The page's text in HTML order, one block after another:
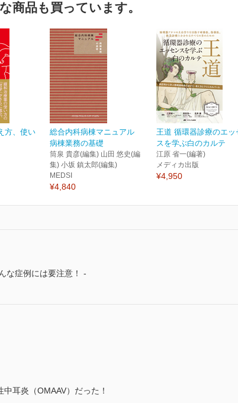
商品も買っています。
方、使い
総合内科病棟マニュアル
病棟業務の基礎
筒泉 貴彦(編集) 山田 悠史(編
集) 小坂 鎮太郎(編集)
MEDSI
¥4,840
王道 循環器診療のエッ
スを学ぶ白のカルテ
江原 省一(編著)
メディカ出版
¥4,950
症例には要注意！ -
耳炎（OMAAV）だった！